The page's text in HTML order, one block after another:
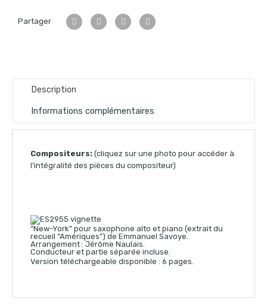
Partager
Description
Informations complémentaires
Compositeurs: (cliquez sur une photo pour accéder à
l’intégralité des pièces du compositeur)
“New-York” pour saxophone alto et piano (extrait du
recueil “Amériques”) de Emmanuel Savoye.
Arrangement : Jérôme Naulais.
Conducteur et partie séparée incluse.
Version téléchargeable disponible : 6 pages.